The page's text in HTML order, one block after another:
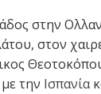
στην
στον
την Ισπανία